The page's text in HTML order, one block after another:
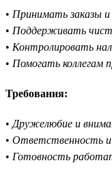
• Принимать заказы
• Поддерживать
• Контролировать
• Помогать коллегам
Требования:
• Дружелюбие и
• Ответственность и
• Готовность